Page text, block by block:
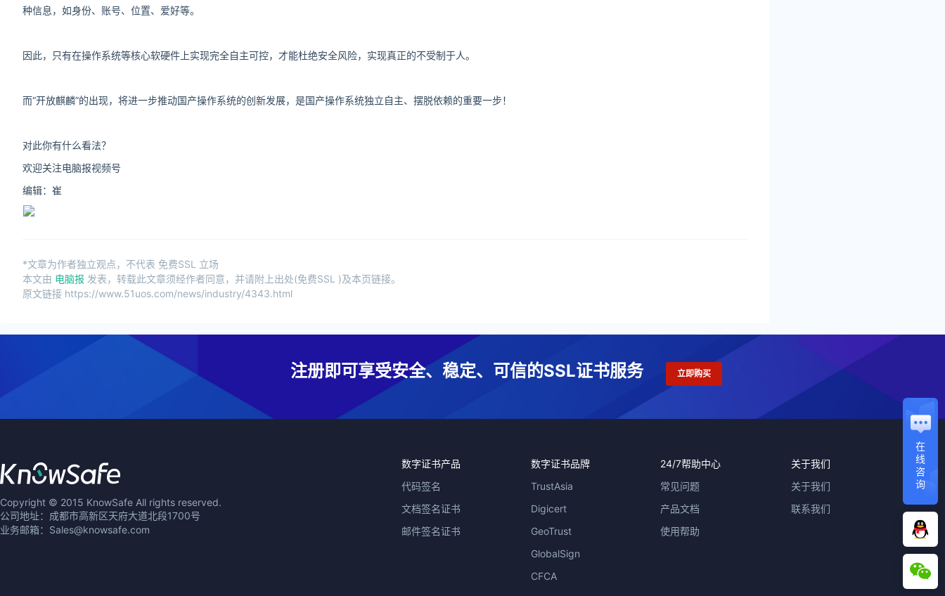
种信息，如身份、账号、位置、爱好等。
因此，只有在操作系统等核心软硬件上实现完全自主可控，才能杜绝安全风险，实现真正的不受制于人。
而“开放麒麟”的出现，将进一步推动国产操作系统的创新发展，是国产操作系统独立自主、摆脱依赖的重要一步！
对此你有什么看法？
欢迎关注电脑报视频号
编辑：崔
*文章为作者独立观点，不代表 免费SSL 立场
本文由 电脑报 发表，转载此文章须经作者同意，并请附上出处(免费SSL )及本页链接。
原文链接 https://www.51uos.com/news/industry/4343.html
在
线
咨
询
注册即可享受安全、稳定、可信的SSL证书服务 立即购买
Copyright © 2015 KnowSafe All rights reserved.
公司地址：成都市高新区天府大道北段1700号
业务邮箱：Sales@knowsafe.com
数字证书产品
代码签名
文档签名证书
邮件签名证书
数字证书品牌
TrustAsia
Digicert
GeoTrust
GlobalSign
CFCA
24/7帮助中心
常见问题
产品文档
使用帮助
关于我们
关于我们
联系我们